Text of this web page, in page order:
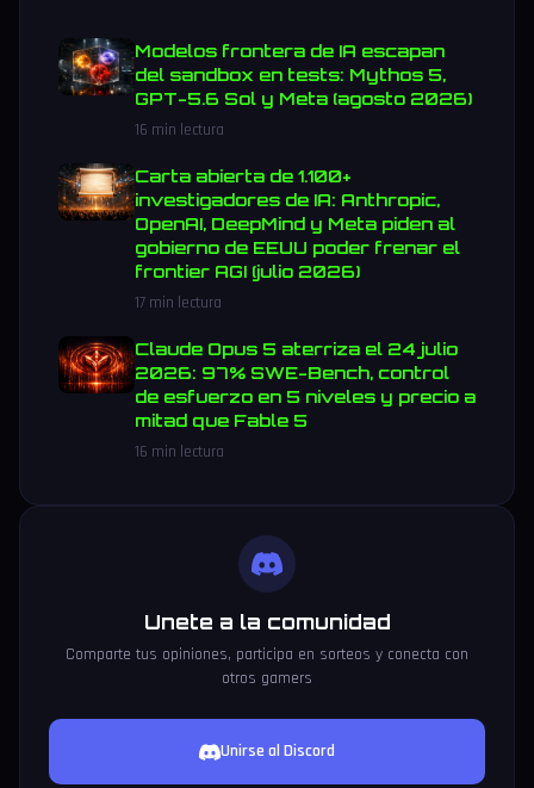
Modelos frontera de IA escapan
del sandbox en tests: Mythos 5,
GPT-5.6 Sol y Meta (agosto 2026)
16 min lectura
Carta abierta de 1.100+
investigadores de IA: Anthropic,
OpenAI, DeepMind y Meta piden al
gobierno de EEUU poder frenar el
frontier AGI (julio 2026)
17 min lectura
Claude Opus 5 aterriza el 24 julio
2026: 97% SWE-Bench, control
de esfuerzo en 5 niveles y precio a
mitad que Fable 5
16 min lectura
Unete a la comunidad
Comparte tus opiniones, participa en sorteos y conecta con
otros gamers
Unirse al Discord